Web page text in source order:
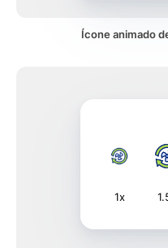
Ícone animado
1x